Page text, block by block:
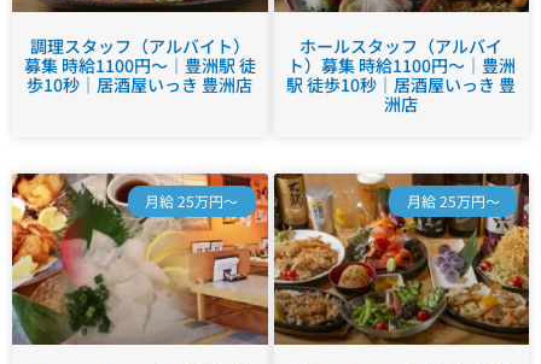
調理スタッフ（アルバイト）
募集 時給1100円～｜豊洲駅 徒
歩10秒｜居酒屋いっき 豊洲店
ホールスタッフ（アルバイ
ト）募集 時給1100円～｜豊洲
駅 徒歩10秒｜居酒屋いっき 豊
洲店
月給 25万円～ 月給 25万円～